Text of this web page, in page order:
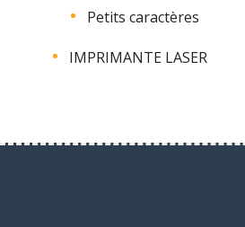
Petits caractères
IMPRIMANTE LASER